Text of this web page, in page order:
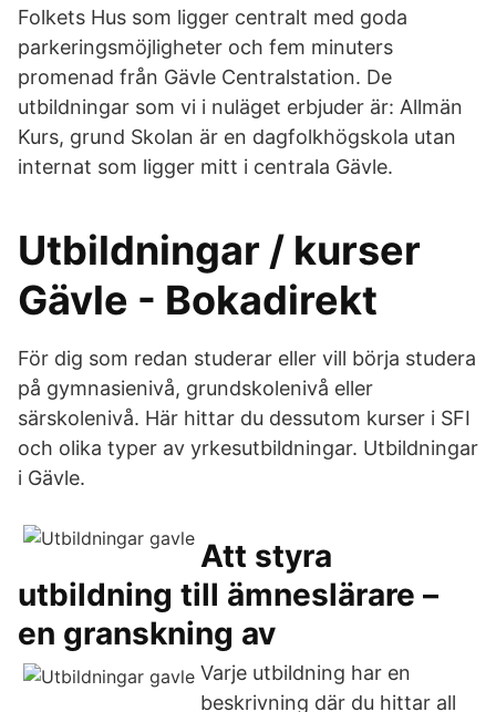
Folkets Hus som ligger centralt med goda
parkeringsmöjligheter och fem minuters
promenad från Gävle Centralstation. De
utbildningar som vi i nuläget erbjuder är: Allmän
Kurs, grund Skolan är en dagfolkhögskola utan
internat som ligger mitt i centrala Gävle.
Utbildningar / kurser
Gävle - Bokadirekt
För dig som redan studerar eller vill börja studera
på gymnasienivå, grundskolenivå eller
särskolenivå. Här hittar du dessutom kurser i SFI
och olika typer av yrkesutbildningar. Utbildningar
i Gävle.
Att styra
utbildning till ämneslärare –
en granskning av
Varje utbildning har en
beskrivning där du hittar all